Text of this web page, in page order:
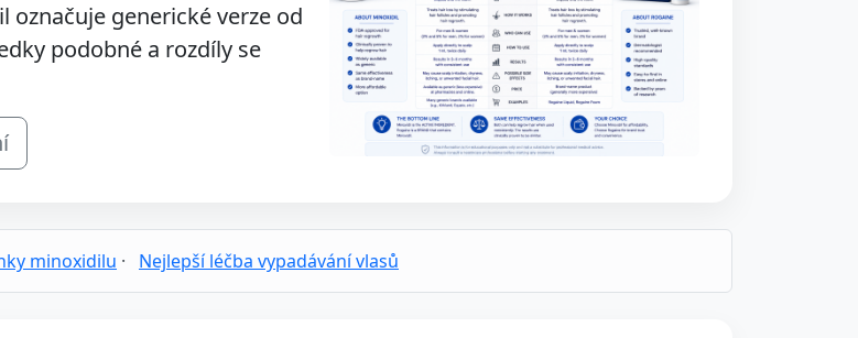
generické verze od
podobné a rozdíly se
minoxidilu · Nejlepší léčba vypadávání vlasů